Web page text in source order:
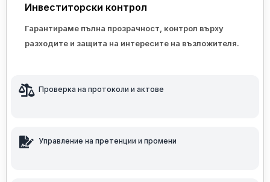
Инвеститорски контрол
Гарантираме пълна прозрачност, контрол върху
разходите и защита на интересите на възложителя.
Проверка на протоколи и актове
Управление на претенции и промени